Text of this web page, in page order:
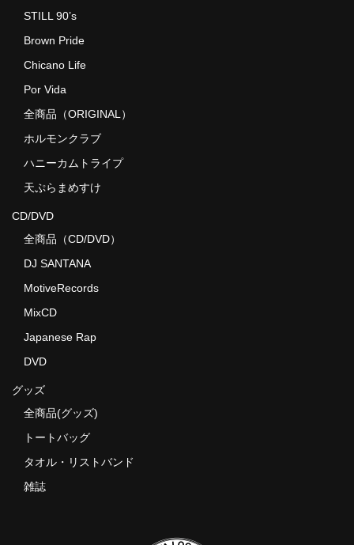
STILL 90’s
Brown Pride
Chicano Life
Por Vida
全商品（ORIGINAL）
ホルモンクラブ
ハニーカムトライプ
天ぷらまめすけ
CD/DVD
全商品（CD/DVD）
DJ SANTANA
MotiveRecords
MixCD
Japanese Rap
DVD
グッズ
全商品(グッズ)
トートバッグ
タオル・リストバンド
雑誌